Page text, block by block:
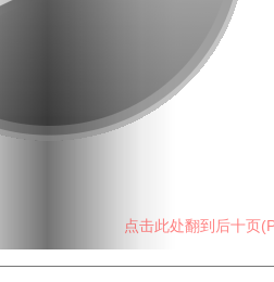
点击此处翻到后十页